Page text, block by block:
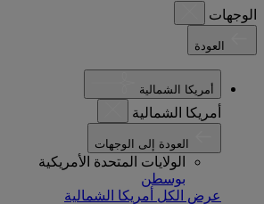
الوجهات
أمريكا الشمالية
أمريكا الشمالية
الولايات المتحدة الأمريكية
بوسطن
عرض الكل أمريكا الشمالية